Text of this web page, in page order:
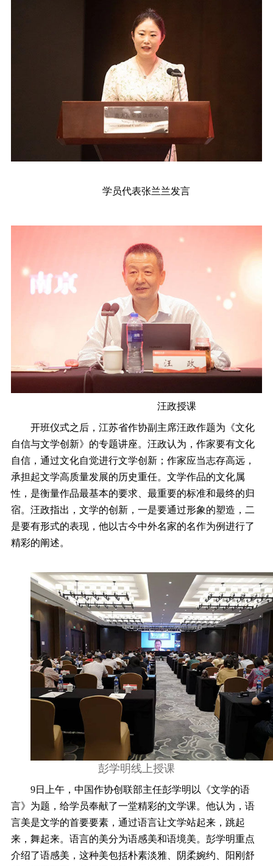
学 员代表张兰兰发言
汪政授课
开班仪式之后，江苏省作协副主席汪政作题为《文化
自信与文学创新》的专题讲座。汪政认为，作家要有文化
自信，通过文化自觉进行文学创新；作家应当志存高远，
承担起文学高质量发展的历史重任。文学作品的文化属
性，是衡量作品最基本的要求、最重要的标准和最终的归
宿。汪政指出，文学的创新，一是要通过形象的塑造，二
是要有形式的表现，他以古今中外名家的名作为例进行了
精彩的阐述。
彭学明线上授课
9日上午，中国作协创联部主任彭学明以《文学的语
言》为题，给学员奉献了一堂精彩的文学课。他认为，语
言美是文学的首要要素，通过语言让文学站起来，跳起
来，舞起来。语言的美分为语感美和语境美。彭学明重点
介绍了语感美，这种美包括朴素淡雅、阴柔婉约、阳刚舒